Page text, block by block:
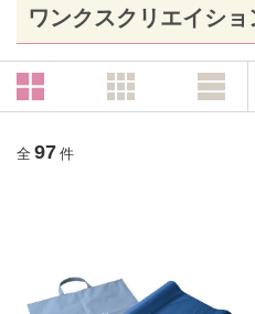
ワンクスクリエイショ
全 97 件